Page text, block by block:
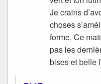
Je crains
choses
forme. Ce
pas les
bises et belle